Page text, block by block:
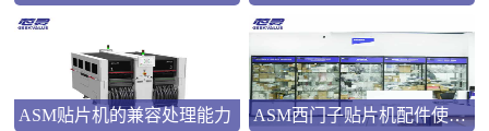
ASM贴片机的兼容处理能力 ASM西门子贴片机配件使用指南